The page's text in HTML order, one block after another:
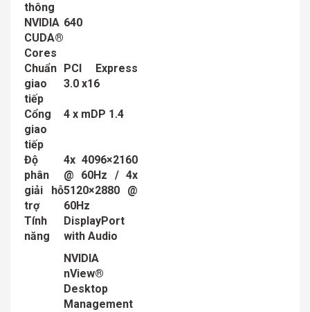
thông
NVIDIA
CUDA®
Cores
640
Chuẩn
giao
tiếp
PCI Express
3.0 x16
Cổng
giao
tiếp
4 x mDP 1.4
Độ
phân
giải hỗ
trợ
4x 4096×2160
@ 60Hz / 4x
5120×2880 @
60Hz
Tính
năng
DisplayPort
with Audio
NVIDIA
nView®
Desktop
Management